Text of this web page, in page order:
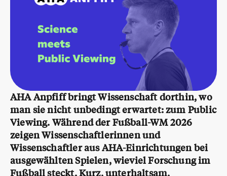
AHA Anpfiff bringt Wissenschaft dorthin, wo
man sie nicht unbedingt erwartet: zum Public
Viewing. Während der Fußball-WM 2026
zeigen Wissenschaftlerinnen und
Wissenschaftler aus AHA-Einrichtungen bei
ausgewählten Spielen, wieviel Forschung im
Fußball steckt. Kurz, unterhaltsam,